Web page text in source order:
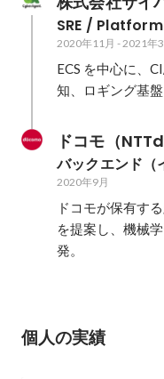
SRE / Platform
2020年11月 - 2021年
ECS を中心に、
知、ロギング基盤
ドコモ（
バックエンド（
2020年9月
ドコモが保有す
を提案し、機械
発。
個人の実績